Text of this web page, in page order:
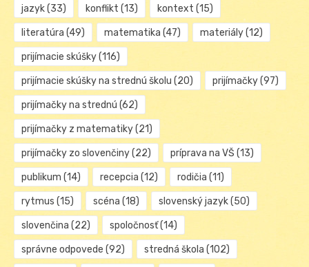
jazyk(33) konflikt (13) kontext (15)
literatúra (49) matematika (47) materiály(12)
prijímacie skúšky(116)
prijímacie skúšky na strednú školu (20) prijímačky(97)
prijímačky na strednú (62)
prijímačky z matematiky(21)
prijímačky zo slovenčiny(22) príprava na VŠ (13)
publikum (14) recepcia (12) rodičia (11)
rytmus (15) scéna (18) slovenský jazyk(50)
slovenčina (22) spoločnosť(14)
správne odpovede (92) stredná škola (102)